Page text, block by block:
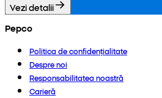
Vezi detalii
Pepco
Politica de confidențialitate
Despre noi
Responsabilitatea noastră
Carieră